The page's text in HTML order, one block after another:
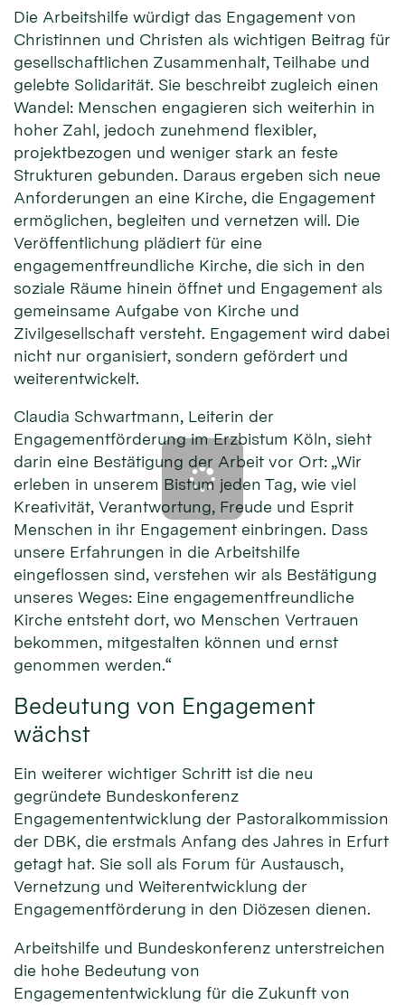
Die Arbeitshilfe würdigt das Engagement von
Christinnen und Christen als wichtigen Beitrag für
gesellschaftlichen Zusammenhalt, Teilhabe und
gelebte Solidarität. Sie beschreibt zugleich einen
Wandel: Menschen engagieren sich weiterhin in
hoher Zahl, jedoch zunehmend flexibler,
projektbezogen und weniger stark an feste
Strukturen gebunden. Daraus ergeben sich neue
Anforderungen an eine Kirche, die Engagement
ermöglichen, begleiten und vernetzen will. Die
Veröffentlichung plädiert für eine
engagementfreundliche Kirche, die sich in den
soziale Räume hinein öffnet und Engagement als
gemeinsame Aufgabe von Kirche und
Zivilgesellschaft versteht. Engagement wird dabei
nicht nur organisiert, sondern gefördert und
weiterentwickelt.
Claudia Schwartmann, Leiterin der
Engagementförderung im Erzbistum Köln, sieht
darin eine Bestätigung der Arbeit vor Ort: „Wir
erleben in unserem Bistum jeden Tag, wie viel
Kreativität, Verantwortung, Freude und Esprit
Menschen in ihr Engagement einbringen. Dass
unsere Erfahrungen in die Arbeitshilfe
eingeflossen sind, verstehen wir als Bestätigung
unseres Weges: Eine engagementfreundliche
Kirche entsteht dort, wo Menschen Vertrauen
bekommen, mitgestalten können und ernst
genommen werden.“
Bedeutung von Engagement
wächst
Ein weiterer wichtiger Schritt ist die neu
gegründete Bundeskonferenz
Engagemententwicklung der Pastoralkommission
der DBK, die erstmals Anfang des Jahres in Erfurt
getagt hat. Sie soll als Forum für Austausch,
Vernetzung und Weiterentwicklung der
Engagementförderung in den Diözesen dienen.
Arbeitshilfe und Bundeskonferenz unterstreichen
die hohe Bedeutung von
Engagemententwicklung für die Zukunft von